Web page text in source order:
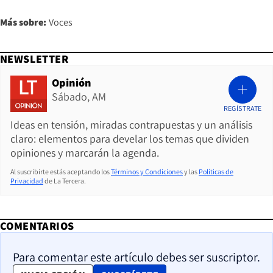
Más sobre: Voces
NEWSLETTER
Opinión
Sábado, AM
Ideas en tensión, miradas contrapuestas y un análisis
claro: elementos para develar los temas que dividen
opiniones y marcarán la agenda.
REGÍSTRATE
Al suscribirte estás aceptando losTérminos y Condicionesy las Políticas de
Privacidad de La Tercera.
COMENTARIOS
Para comentar este artículo debes ser suscriptor.